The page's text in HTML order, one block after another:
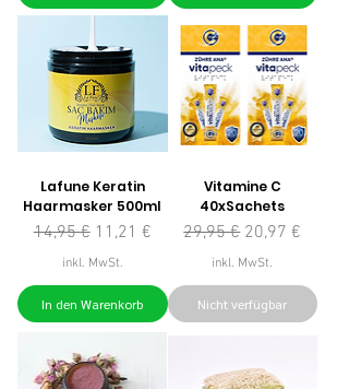
Lafune Keratin
Haarmasker 500ml
Standardpreis
14,95 € Sale-Preis
11,21 €
inkl. MwSt.
In den Warenkorb
Vitamine C
40xSachets
Standardpreis
29,95 € Sale-Preis
20,97 €
inkl. MwSt.
Nicht verfügbar